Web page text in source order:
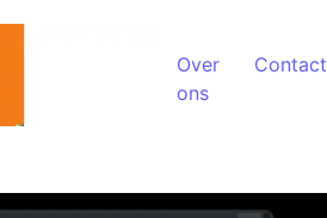
Over
ons
Contact